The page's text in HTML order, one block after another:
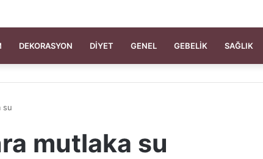
DEKORASYON DIYET GENEL GEBELIK SAĞLIK
su
mutlaka su